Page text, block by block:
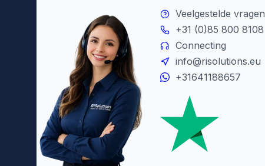
Veelgestelde vragen
+31 (0)85 800 8108
Connecting
info@risolutions.eu
+31641188657